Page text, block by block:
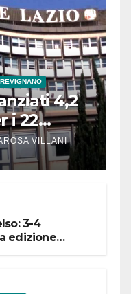
4,2
i 22
VILLANI
3-4
edizione